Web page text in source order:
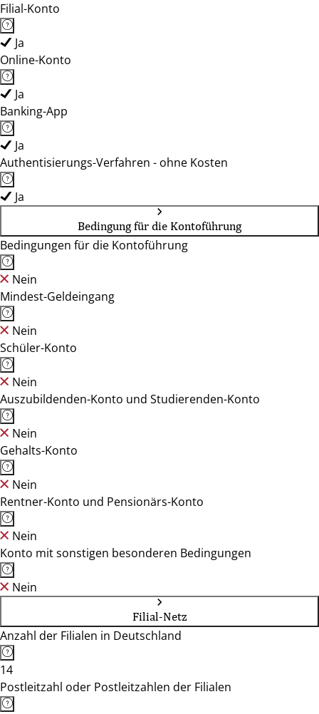
Filial-Konto
Ja
Online-Konto
Ja
Banking-App
Ja
Authentisierungs-Verfahren - ohne Kosten
Ja
Bedingung für die Kontoführung
Bedingungen für die Kontoführung
Nein
Mindest-Geldeingang
Nein
Schüler-Konto
Nein
Auszubildenden-Konto und Studierenden-Konto
Nein
Gehalts-Konto
Nein
Rentner-Konto und Pensionärs-Konto
Nein
Konto mit sonstigen besonderen Bedingungen
Nein
Filial-Netz
Anzahl der Filialen in Deutschland
14
Postleitzahl oder Postleitzahlen der Filialen